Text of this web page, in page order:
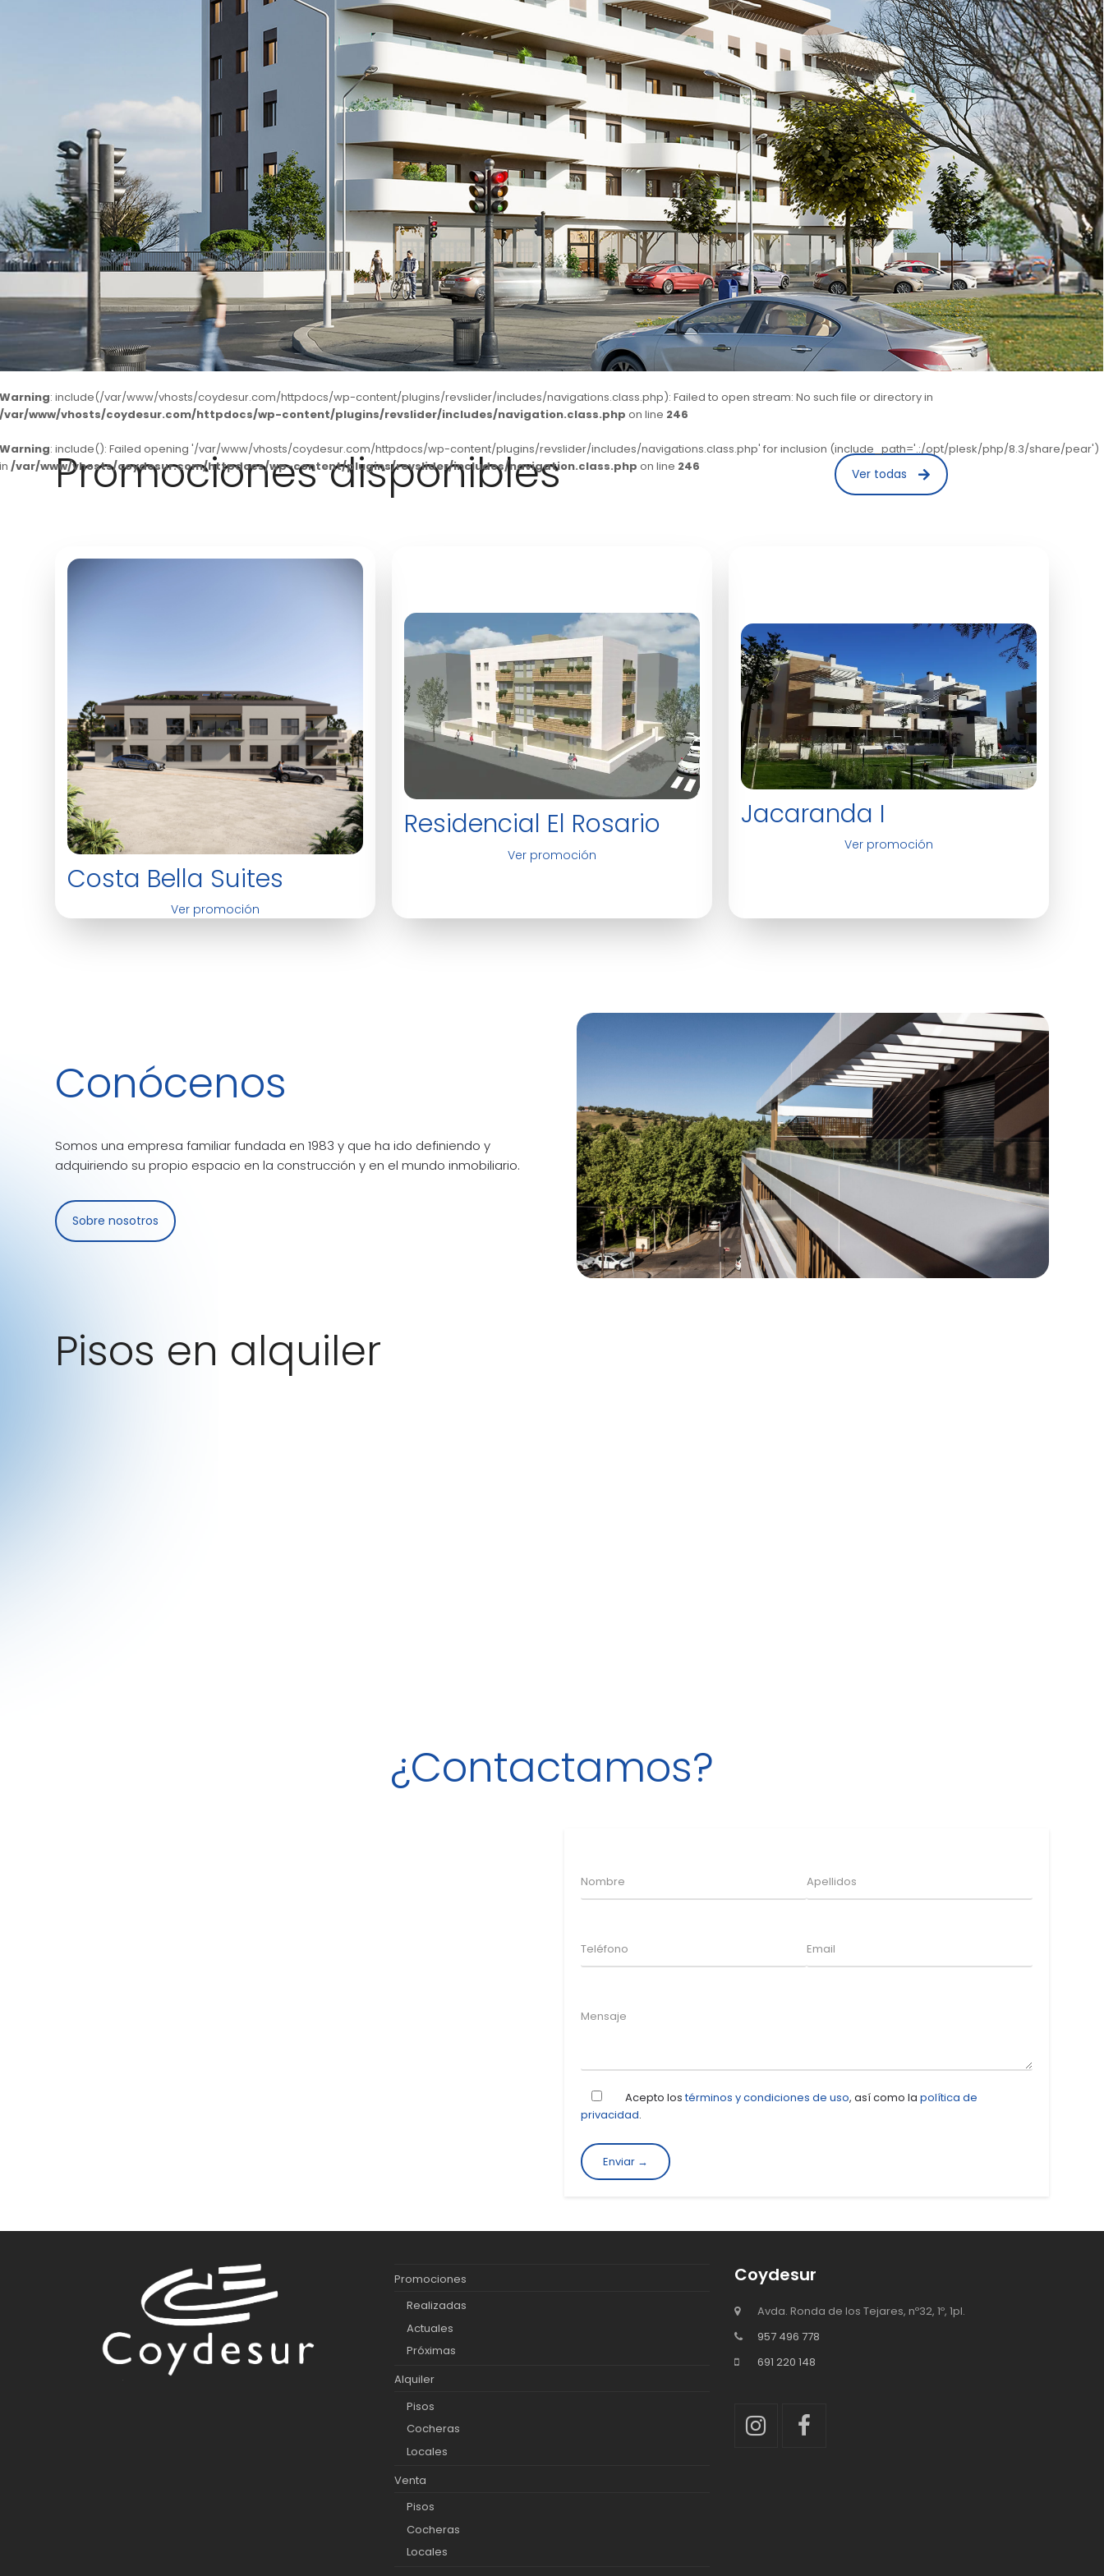
Warning: include(/var/www/vhosts/coydesur.com/httpdocs/wp-content/plugins/revslider/includes/navigations.class.php): Failed to open stream: No such file or directory in
/var/www/vhosts/coydesur.com/httpdocs/wp-content/plugins/revslider/includes/navigation.class.php on line 246
Warning: include(): Failed opening '/var/www/vhosts/coydesur.com/httpdocs/wp-content/plugins/revslider/includes/navigations.class.php' for inclusion (include_path='.:/opt/plesk/php/8.3/share/pear')
in/var/www/vhosts/coydesur.com/httpdocs/wp-content/plugins/revslider/includes/navigation.class.php on line 246
Promociones disponibles Ver todas
Costa Bella Suites
Ver promoción
Residencial El Rosario
Ver promoción
Jacaranda I
Ver promoción
Conócenos
Somos una empresa familiar fundada en 1983 y que ha ido definiendo y
adquiriendo su propio espacio en la construcción y en el mundo inmobiliario.
Sobre nosotros
Pisos en alquiler
¿Contactamos?
Acepto lostérminos y condiciones de uso, así como la política de
privacidad.
Promociones
Realizadas
Actuales
Próximas
Alquiler
Pisos
Cocheras
Locales
Venta
Pisos
Cocheras
Locales
Coydesur
Avda. Ronda de los Tejares, nº32, 1º, 1pl.
957 496 778
691 220 148
Instagram
Facebook